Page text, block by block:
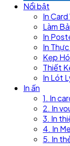
Nổi bật
In Card
Làm
In
In
Kẹp
Thiết
In Lót
In ấn
1. In
2. In
3. In
4. In
5. In